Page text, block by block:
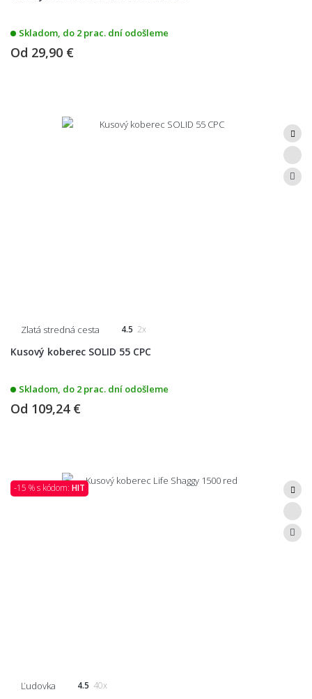
Skladom, do 2 prac. dní odošleme
Od 29,90 €
Zlatá stredná cesta 4.5 2x
Kusový koberec SOLID 55 CPC
Skladom, do 2 prac. dní odošleme
Od 109,24 €
-15 % s kódom: HIT
Ľudovka 4.5 40x